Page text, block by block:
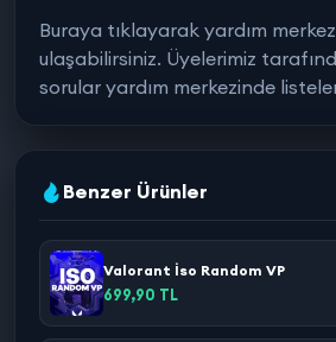
Buraya tıklayarak yardım
ulaşabilirsiniz. Üyelerimiz
sorular yardım merkezinde
Benzer Ürünler
Valorant İso Random VP
699,90 TL